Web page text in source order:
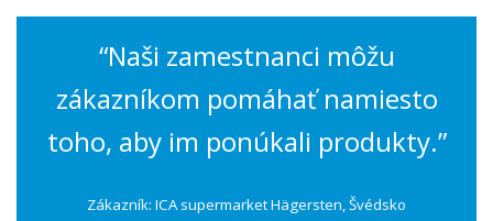
“Naši zamestnanci môžu
zákazníkom pomáhať namiesto
toho, aby im ponúkali produkty.”
Zákazník: ICA supermarket Hägersten, Švédsko